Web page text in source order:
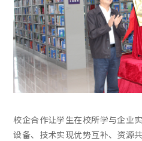
校企合作让学生在校所学与企业
设备、技术实现优势互补、资源